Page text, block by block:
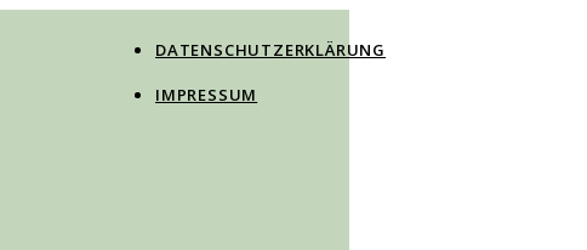
DATENSCHUTZERKLÄRUNG
IMPRESSUM